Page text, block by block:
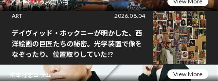
アートというお買い物
ART
2026.08.04
デイヴィッド・ホックニーが明かした、西
洋絵画の巨匠たちの秘密。光学装置で像を
なぞったり、位置取りしていた!?
桝本壮志コラム
View More